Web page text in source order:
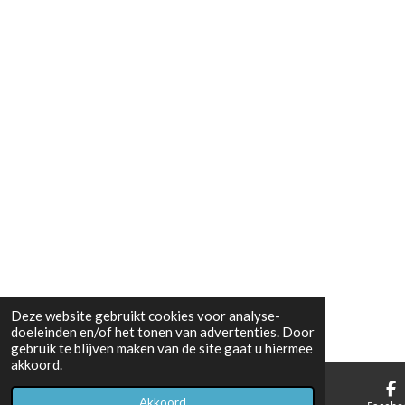
Deze website gebruikt cookies voor analyse-
doeleinden en/of het tonen van advertenties. Door
gebruik te blijven maken van de site gaat u hiermee
akkoord.